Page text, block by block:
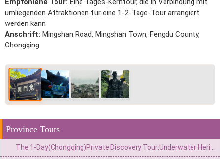
Empfohlene Tour: Eine Tages-Kerntour, die in Verbindung mit
umliegenden Attraktionen für eine 1-2-Tage-Tour arrangiert
werden kann
Anschrift: Mingshan Road, Mingshan Town, Fengdu County,
Chongqing
Province Tours